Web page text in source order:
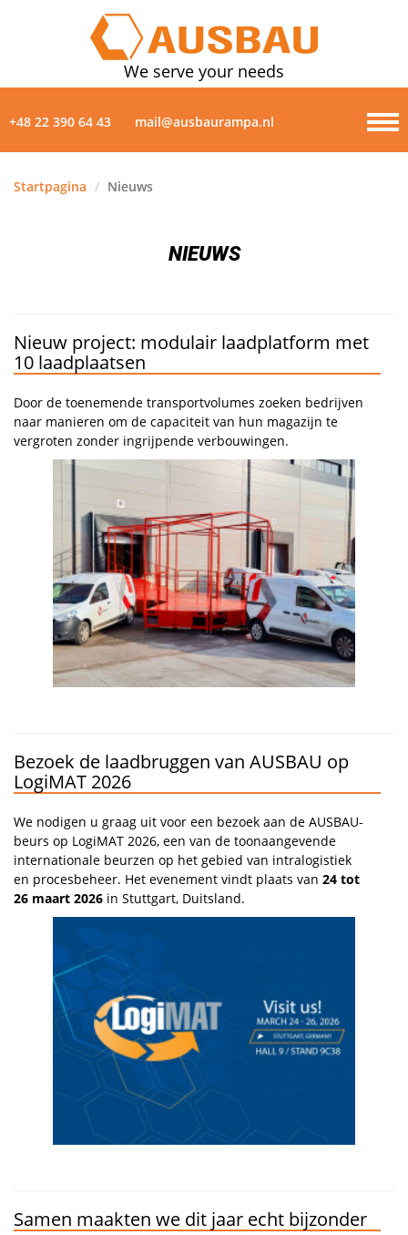
We serve your needs
+48 22 390 64 43 mail@ausbaurampa.nl
GALERIJ
CONTACTEN
Startpagina / Nieuws
NIEUWS
Nieuw project: modulair laadplatform met
10 laadplaatsen
Door de toenemende transportvolumes zoeken bedrijven
naar manieren om de capaciteit van hun magazijn te
vergroten zonder ingrijpende verbouwingen.
Bezoek de laadbruggen van AUSBAU op
LogiMAT 2026
We nodigen u graag uit voor een bezoek aan de AUSBAU-
beurs op LogiMAT 2026, een van de toonaangevende
internationale beurzen op het gebied van intralogistiek
en procesbeheer. Het evenement vindt plaats van 24 tot
26 maart 2026 in Stuttgart, Duitsland.
Samen maakten we dit jaar echt bijzonder